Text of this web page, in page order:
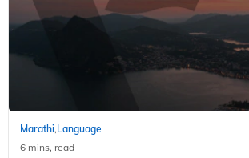
Marathi, Language
6 mins, read